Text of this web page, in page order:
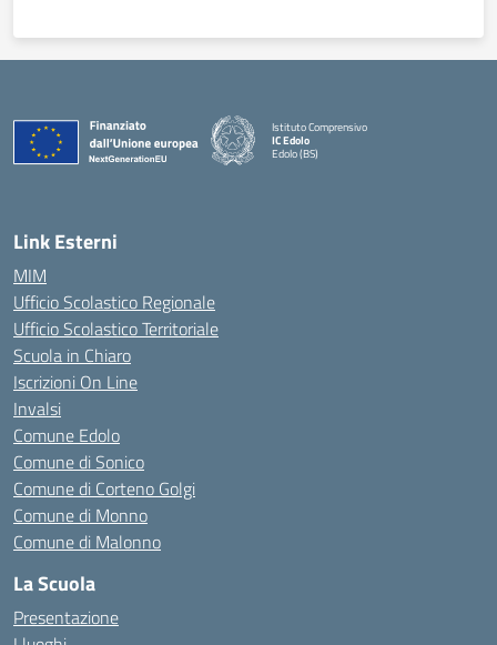
Istituto Comprensivo
IC Edolo
Edolo (BS)
Link Esterni
MIM
Ufficio Scolastico Regionale
Ufficio Scolastico Territoriale
Scuola in Chiaro
Iscrizioni On Line
Invalsi
Comune Edolo
Comune di Sonico
Comune di Corteno Golgi
Comune di Monno
Comune di Malonno
La Scuola
Presentazione